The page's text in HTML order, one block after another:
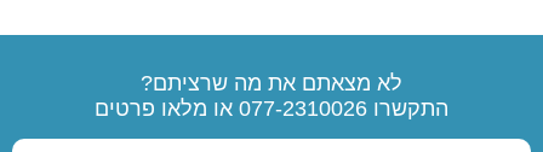
לא מצאתם את מה שרציתם?
התקשרו 077-2310026 או מלאו פרטים